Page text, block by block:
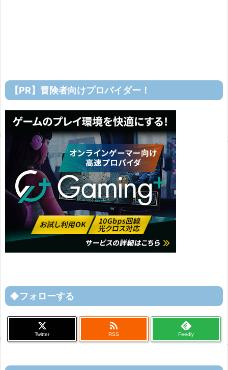
【PR】冒険者向けプロバイダー！
◆フォローする
Twitter

RSS Feedly